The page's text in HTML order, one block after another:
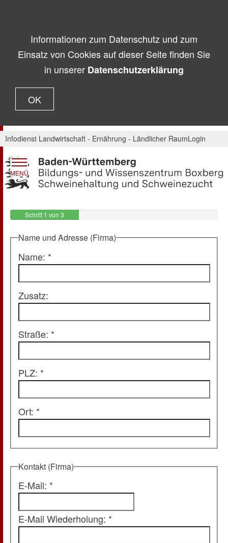
Informationen zum Datenschutz und zum
Einsatz von Cookies auf dieser Seite finden Sie
in unserer Datenschutzerklärung
OK
Infodienst Landwirtschaft - Ernährung - Ländlicher RaumLogin
MENÜ
Schritt 1 von 3
Name und Adresse (Firma)
Name: *
Zusatz:
Straße: *
PLZ: *
Ort: *
Kontakt (Firma)
E-Mail: *
E-Mail Wiederholung: *